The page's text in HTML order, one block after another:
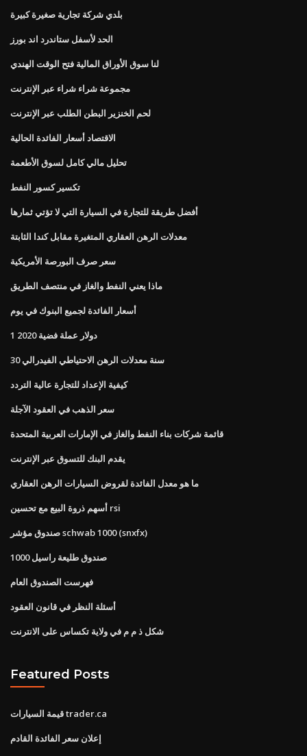
بلدي شركة تجارية صغيرة كبيرة
الحد لأسفل ستاندرد اند بورز
لنا سوق الأوراق المالية فتح الوقت الهندي
مجموعة شراء شراء عبر الإنترنت
لحم الخنزير البطن الطلب عبر الإنترنت
الاقتصاد أسعار الفائدة الحالية
تحليل مالي كامل لسوق الأطعمة
تكسير كسور النفط
أفضل طريقة للتجارة في السيارة التي لا تؤتي ثمارها
معدلات الرهن العقاري المتغيرة مقابل كندا الثابتة
سعر صرف البورصة الأمريكية
ماذا يعني النفط والغاز في منتصف الطريق
أسعار الفائدة لجميع البنوك في يوم
1 دولار عملة فضية 2020
30 سنة معدلات الرهن الاحتياطي الفيدرالي
كيفية الإعداد للتجارة عالية التردد
سعر الذهب في العقود الآجلة
قائمة شركات بناء النفط والغاز في الإمارات العربية المتحدة
يقدم البنك للتسوق عبر الإنترنت
ما هو معدل الفائدة لقروض السيارات الرهن العقاري
أسهم ذروة البيع مع تحسين rsi
صندوق مؤشر schwab 1000 (snxfx)
صندوق طليعة راسيل 1000
فهرست الصندوق العام
أسئلة النظر في قانون العقود
شكل ذ م م في ولاية تكساس على الانترنت
Featured Posts
قيمة السيارات trader.ca
إعلان سعر الفائدة القادم